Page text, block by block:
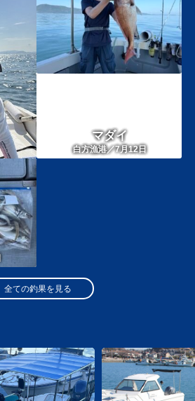
マダイ
白方漁港／7月12日
全ての釣果を見る